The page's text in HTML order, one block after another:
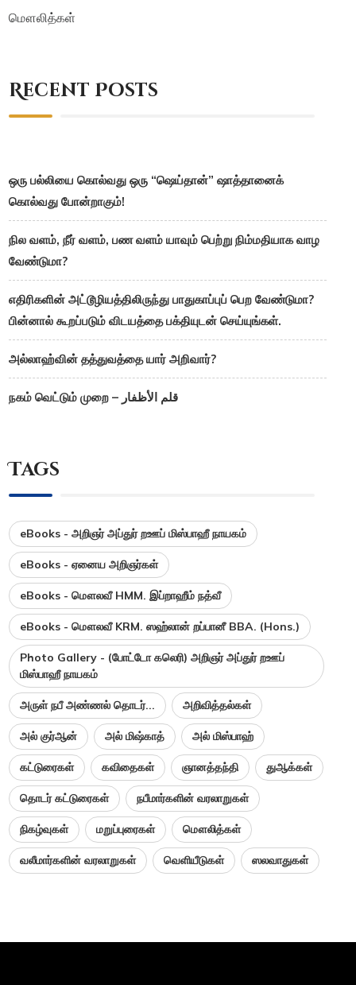
மௌலித்கள்
Recent Posts
ஒரு பல்லியை கொல்வது ஒரு “ஷெய்தான்” ஷாத்தானைக்
கொல்வது போன்றாகும்!
நில வளம், நீர் வளம், பண வளம் யாவும் பெற்று நிம்மதியாக வாழ
வேண்டுமா?
எதிரிகளின் அட்டூழியத்திலிருந்து பாதுகாப்புப் பெற வேண்டுமா?
பின்னால் கூறப்படும் விடயத்தை பக்தியுடன் செய்யுங்கள்.
அல்லாஹ்வின் தத்துவத்தை யார் அறிவார்?
நகம் வெட்டும் முறை – قلم الأظفار
Tags
eBooks - அறிஞர் அப்துர் றஊப் மிஸ்பாஹீ நாயகம்
eBooks - ஏனைய அறிஞர்கள்
eBooks - மௌலவீ HMM. இப்றாஹீம் நத்வீ
eBooks - மௌலவீ KRM. ஸஹ்லான் றப்பானீ BBA. (Hons.)
Photo Gallery - (போட்டோ கலெரி) அறிஞர் அப்துர் றஊப்
மிஸ்பாஹீ நாயகம்
அருள் நபீ அண்ணல் தொடர்... அறிவித்தல்கள்
அல் குர்ஆன் அல் மிஷ்காத் அல் மிஸ்பாஹ்
கட்டுரைகள் கவிதைகள் ஞானத்தந்தி துஆக்கள்
தொடர் கட்டுரைகள் நபீமார்களின் வரலாறுகள்
நிகழ்வுகள் மறுப்புரைகள் மௌலித்கள்
வலீமார்களின் வரலாறுகள் வெளியீடுகள் ஸலவாதுகள்